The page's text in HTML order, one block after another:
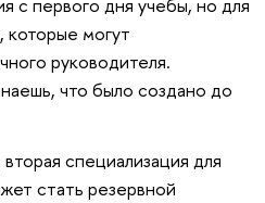
которые могут
руководителя.
что было создано до
специализация для
стать резервной